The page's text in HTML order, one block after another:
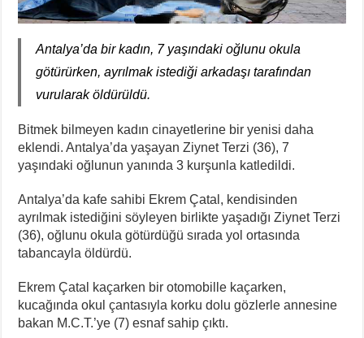
Antalya’da bir kadın, 7 yaşındaki oğlunu okula
götürürken, ayrılmak istediği arkadaşı tarafından
vurularak öldürüldü.
Bitmek bilmeyen kadın cinayetlerine bir yenisi daha
eklendi. Antalya’da yaşayan Ziynet Terzi (36), 7
yaşındaki oğlunun yanında 3 kurşunla katledildi.
Antalya’da kafe sahibi Ekrem Çatal, kendisinden
ayrılmak istediğini söyleyen birlikte yaşadığı Ziynet Terzi
(36), oğlunu okula götürdüğü sırada yol ortasında
tabancayla öldürdü.
Ekrem Çatal kaçarken bir otomobille kaçarken,
kucağında okul çantasıyla korku dolu gözlerle annesine
bakan M.C.T.’ye (7) esnaf sahip çıktı.